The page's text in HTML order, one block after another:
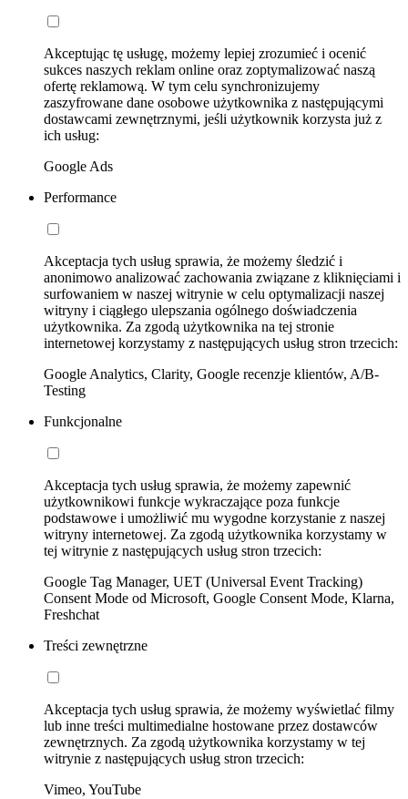
Akceptując tę usługę, możemy lepiej zrozumieć i ocenić
sukces naszych reklam online oraz zoptymalizować naszą
ofertę reklamową. W tym celu synchronizujemy
zaszyfrowane dane osobowe użytkownika z następującymi
dostawcami zewnętrznymi, jeśli użytkownik korzysta już z
ich usług:
Google Ads
Performance
Akceptacja tych usług sprawia, że możemy śledzić i
anonimowo analizować zachowania związane z kliknięciami i
surfowaniem w naszej witrynie w celu optymalizacji naszej
witryny i ciągłego ulepszania ogólnego doświadczenia
użytkownika. Za zgodą użytkownika na tej stronie
internetowej korzystamy z następujących usług stron trzecich:
Google Analytics, Clarity, Google recenzje klientów, A/B-
Testing
Funkcjonalne
Akceptacja tych usług sprawia, że możemy zapewnić
użytkownikowi funkcje wykraczające poza funkcje
podstawowe i umożliwić mu wygodne korzystanie z naszej
witryny internetowej. Za zgodą użytkownika korzystamy w
tej witrynie z następujących usług stron trzecich:
Google Tag Manager, UET (Universal Event Tracking)
Consent Mode od Microsoft, Google Consent Mode, Klarna,
Freshchat
Treści zewnętrzne
Akceptacja tych usług sprawia, że możemy wyświetlać filmy
lub inne treści multimedialne hostowane przez dostawców
zewnętrznych. Za zgodą użytkownika korzystamy w tej
witrynie z następujących usług stron trzecich:
Vimeo, YouTube